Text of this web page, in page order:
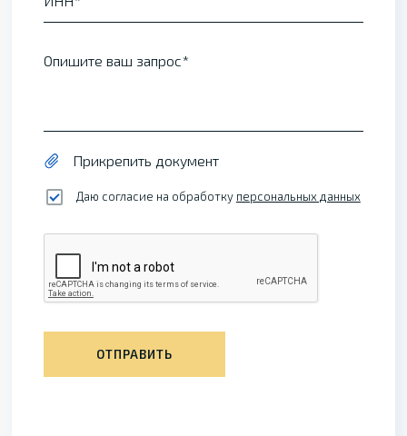
Опишите ваш запрос
Прикрепить документ
Даю согласие на обработку персональных данных
ОТПРАВИТЬ